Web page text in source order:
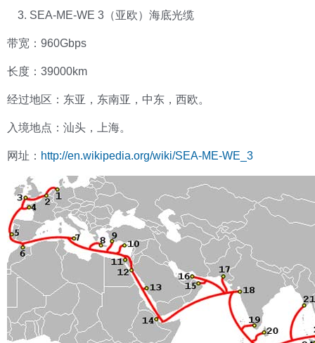
SEA-ME-WE 3（亚欧）海底光缆
带宽：960Gbps
长度：39000km
经过地区：东亚，东南亚，中东，西欧。
入境地点：汕头，上海。
网址： http://en.wikipedia.org/wiki/SEA-ME-WE_3